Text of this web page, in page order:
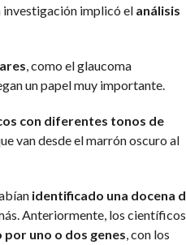
investigación implicó el análisis
, como el glaucoma
un papel muy importante.
con diferentes tonos de
van desde el marrón oscuro al
identificado una docena
Anteriormente, los científicos
uno o dos genes, con los